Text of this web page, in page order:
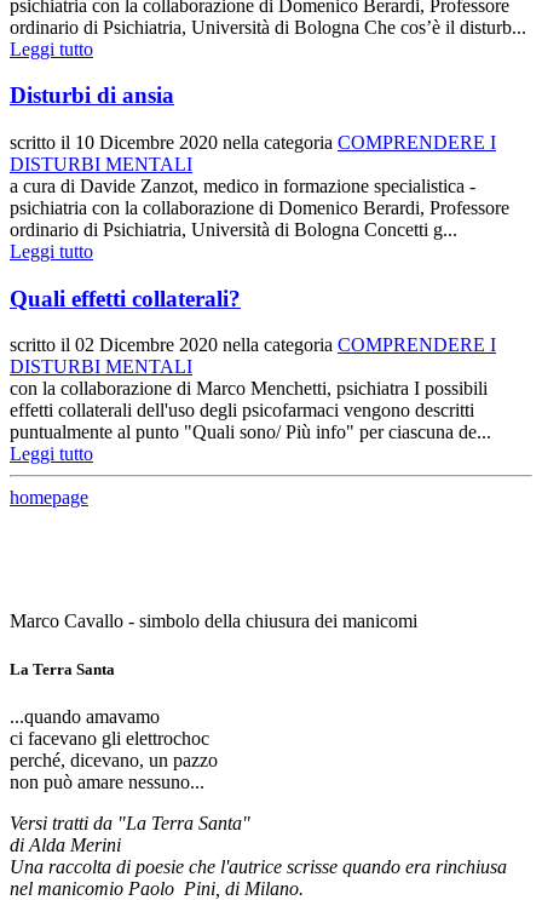
psichiatria con la collaborazione di Domenico Berardi, Professore
ordinario di Psichiatria, Università di Bologna Che cos’è il disturb...
Leggi tutto
Disturbi di ansia
scritto il 10 Dicembre 2020 nella categoria COMPRENDERE I
DISTURBI MENTALI
a cura di Davide Zanzot, medico in formazione specialistica -
psichiatria con la collaborazione di Domenico Berardi, Professore
ordinario di Psichiatria, Università di Bologna Concetti g...
Leggi tutto
Quali effetti collaterali?
scritto il 02 Dicembre 2020 nella categoria COMPRENDERE I
DISTURBI MENTALI
con la collaborazione di Marco Menchetti, psichiatra I possibili
effetti collaterali dell'uso degli psicofarmaci vengono descritti
puntualmente al punto "Quali sono/ Più info" per ciascuna de...
Leggi tutto
homepage
Marco Cavallo - simbolo della chiusura dei manicomi
La Terra Santa
...quando amavamo
ci facevano gli elettrochoc
perché, dicevano, un pazzo
non può amare nessuno...
Versi tratti da "La Terra Santa"
di Alda Merini
Una raccolta di poesie che l'autrice scrisse quando era rinchiusa
nel manicomio Paolo Pini, di Milano.